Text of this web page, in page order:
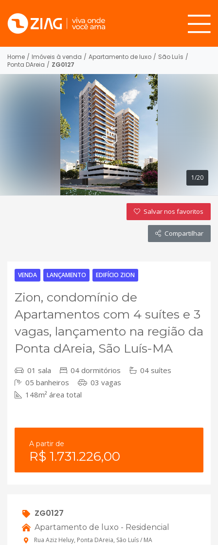
Home / Imóveis à venda / Apartamento de luxo / São Luís /
Ponta DAreia / ZG0127
1/20
Salvar nos favoritos
Compartilhar
VENDA LANÇAMENTO EDIFÍCIO ZION
Zion, condomínio de
Apartamentos com 4 suítes e 3
vagas, lançamento na região da
Ponta dAreia, São Luís-MA
01 sala 04 dormitórios
04 suítes
05 banheiros
03 vagas
148m² área total
A partir de
R$ 1.731.226,00
ZG0127
Apartamento de luxo - Residencial
Rua Aziz Heluy, Ponta DAreia, São Luís / MA